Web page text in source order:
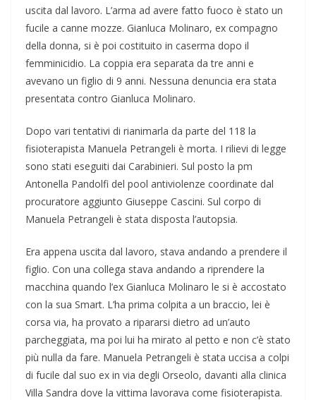
uscita dal lavoro. L’arma ad avere fatto fuoco è stato un
fucile a canne mozze. Gianluca Molinaro, ex compagno
della donna, si è poi costituito in caserma dopo il
femminicidio. La coppia era separata da tre anni e
avevano un figlio di 9 anni. Nessuna denuncia era stata
presentata contro Gianluca Molinaro.
Dopo vari tentativi di rianimarla da parte del 118 la
fisioterapista Manuela Petrangeli è morta. I rilievi di legge
sono stati eseguiti dai Carabinieri. Sul posto la pm
Antonella Pandolfi del pool antiviolenze coordinate dal
procuratore aggiunto Giuseppe Cascini. Sul corpo di
Manuela Petrangeli è stata disposta l’autopsia.
Era appena uscita dal lavoro, stava andando a prendere il
figlio. Con una collega stava andando a riprendere la
macchina quando l’ex Gianluca Molinaro le si è accostato
con la sua Smart. L’ha prima colpita a un braccio, lei è
corsa via, ha provato a ripararsi dietro ad un’auto
parcheggiata, ma poi lui ha mirato al petto e non c’è stato
più nulla da fare. Manuela Petrangeli è stata uccisa a colpi
di fucile dal suo ex in via degli Orseolo, davanti alla clinica
Villa Sandra dove la vittima lavorava come fisioterapista.